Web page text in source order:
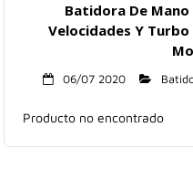
Batidora De Mano
Velocidades Y
06/07 2020
Producto no encontrado